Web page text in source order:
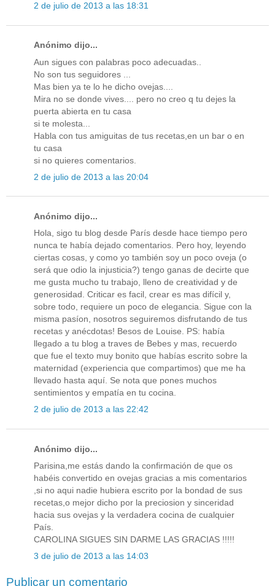
2 de julio de 2013 a las 18:31
Anónimo dijo...
Aun sigues con palabras poco adecuadas..
No son tus seguidores ...
Mas bien ya te lo he dicho ovejas....
Mira no se donde vives.... pero no creo q tu dejes la
puerta abierta en tu casa
si te molesta...
Habla con tus amiguitas de tus recetas,en un bar o en
tu casa
si no quieres comentarios.
2 de julio de 2013 a las 20:04
Anónimo dijo...
Hola, sigo tu blog desde París desde hace tiempo pero
nunca te había dejado comentarios. Pero hoy, leyendo
ciertas cosas, y como yo también soy un poco oveja (o
será que odio la injusticia?) tengo ganas de decirte que
me gusta mucho tu trabajo, lleno de creatividad y de
generosidad. Criticar es facil, crear es mas difícil y,
sobre todo, requiere un poco de elegancia. Sigue con la
misma pasíon, nosotros seguiremos disfrutando de tus
recetas y anécdotas! Besos de Louise. PS: había
llegado a tu blog a traves de Bebes y mas, recuerdo
que fue el texto muy bonito que habías escrito sobre la
maternidad (experiencia que compartimos) que me ha
llevado hasta aquí. Se nota que pones muchos
sentimientos y empatía en tu cocina.
2 de julio de 2013 a las 22:42
Anónimo dijo...
Parisina,me estás dando la confirmación de que os
habéis convertido en ovejas gracias a mis comentarios
,si no aqui nadie hubiera escrito por la bondad de sus
recetas,o mejor dicho por la preciosion y sinceridad
hacia sus ovejas y la verdadera cocina de cualquier
País.
CAROLINA SIGUES SIN DARME LAS GRACIAS !!!!!
3 de julio de 2013 a las 14:03
Publicar un comentario